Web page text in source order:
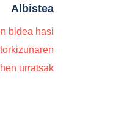
Albistea
bidea hasi
urratsak